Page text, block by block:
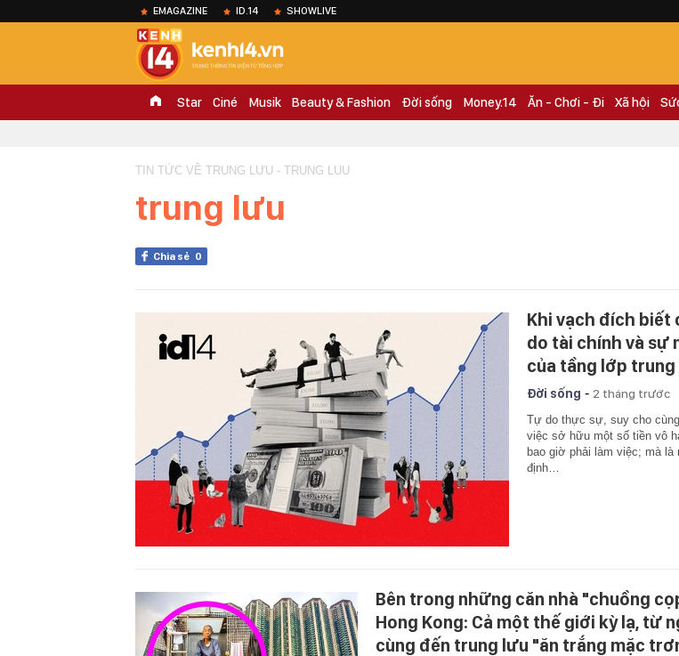
EMAGAZINE ID.14 SHOWLIVE
Star Ciné Musik Beauty & Fashion Đời sống Money.14 Ăn - Chơi - Đi Xã hội
TIN TỨC VỀ TRUNG LƯU - TRUNG LUU
trung lưu
Chia sẻ 0
Khi vạch đích biết
do tài chính và sự
của tầng lớp
Đời sống - 2 tháng trước
Tự do thực sự, suy cho
việc sở hữu một số tiền vô
bao giờ phải làm việc; mà là
định…
Bên trong những căn nhà "chuồng
Hong Kong: Cả một thế giới kỳ lạ, từ
cùng đến trung lưu "ăn trắng mặc